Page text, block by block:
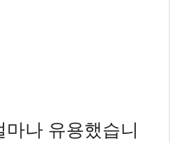
나 유용했습니